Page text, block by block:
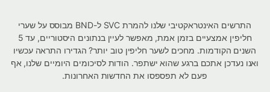
התרשים האינטראקטיבי שלנו להמרת SVC ל-BND מבוסס על שערי
חליפין אמצעיים בזמן אמת, מאפשר לעיין בנתונים היסטוריים, עד 5
השנים הקודמות. מחכים לשער חליפין טוב יותר? הגדירו התראה עכשיו
ואנו נעדכן אתכם ברגע שהוא ישתפר. הודות לסיכומים היומיים שלנו, אף
פעם לא תפספסו את החדשות האחרונות.